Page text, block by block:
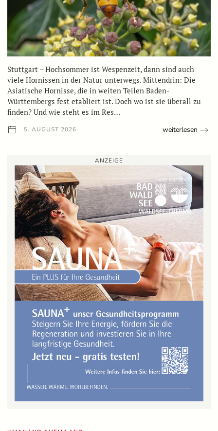
Stuttgart – Hochsommer ist Wespenzeit, dann sind auch
viele Hornissen in der Natur unterwegs. Mittendrin: Die
Asiatische Hornisse, die in weiten Teilen Baden-
Württembergs fest etabliert ist. Doch wo ist sie überall zu
finden? Und wie steht es im Res…
5. AUGUST 2026 weiterlesen
ANZEIGE